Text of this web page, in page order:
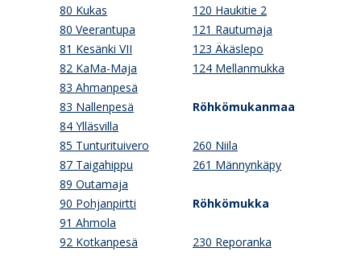
80 Kukas
80 Veerantupa
81 Kesänki VII
82 KaMa-Maja
83 Ahmanpesä
83 Nallenpesä
84 Ylläsvilla
85 Tunturituivero
87 Taigahippu
89 Outamaja
90 Pohjanpirtti
91 Ahmola
92 Kotkanpesä
120 Haukitie 2
121 Rautumaja
123 Äkäslepo
124 Mellanmukka
Röhkömukanmaa
260 Niila
261 Männynkäpy
Röhkömukka
230 Reporanka